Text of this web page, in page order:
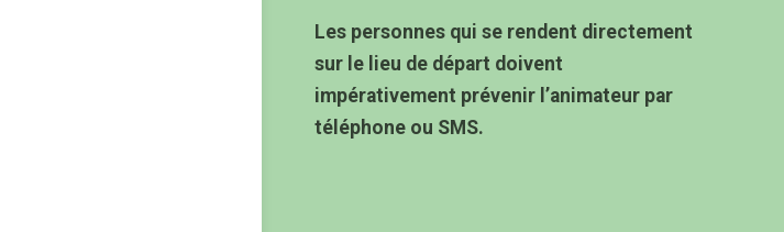
Les personnes qui se rendent directement
sur le lieu de départ doivent
impérativement prévenir l’animateur par
téléphone ou SMS.